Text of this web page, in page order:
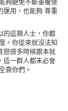
運用，也能夠 尊重
的這類人士，你都
。你從來就沒法知
戀很多時候跟本就
這一群人都未必會
靠你們。